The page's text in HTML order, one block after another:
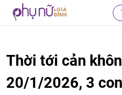
Thời tới cản
20/1/2026, 3